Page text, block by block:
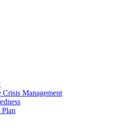
Crisis Management